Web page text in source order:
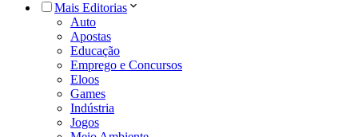
Mais Editorias
Auto
Apostas
Educação
Emprego e Concursos
Eloos
Games
Indústria
Jogos